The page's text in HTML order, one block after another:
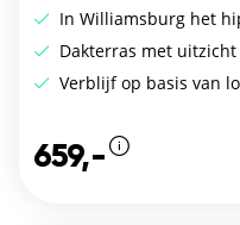
In Williamsburg het
Dakterras met
Verblijf op basis van
659,-